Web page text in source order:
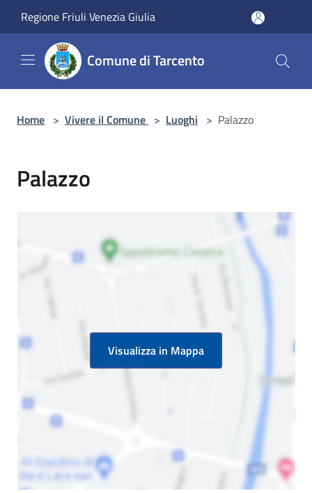
Regione Friuli Venezia Giulia
Comune di Tarcento
Home > Vivere il Comune > Luoghi > Palazzo
Palazzo
Visualizza in Mappa